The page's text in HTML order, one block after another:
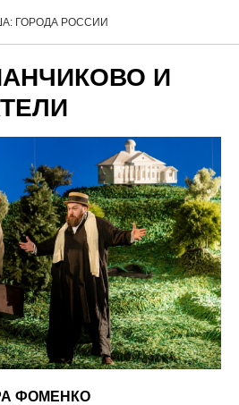
ГОРОДА РОССИИ
И
ФОМЕНКО